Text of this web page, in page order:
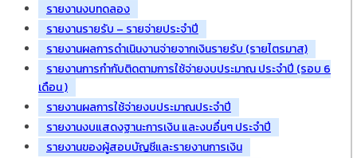
รายงานงบทดลอง
รายงานรายรับ – รายจ่ายประจำปี
รายงานผลการดำเนินงานจ่ายจากเงินรายรับ (รายไตรมาส)
รายงานการกำกับติดตามการใช้จ่ายงบประมาณ ประจำปี (รอบ 6
เดือน )
รายงานผลการใช้จ่ายงบประมาณประจำปี
รายงานงบแสดงฐานะการเงิน และงบอื่นๆ ประจำปี
รายงานของผู้สอบบัญชีและรายงานการเงิน